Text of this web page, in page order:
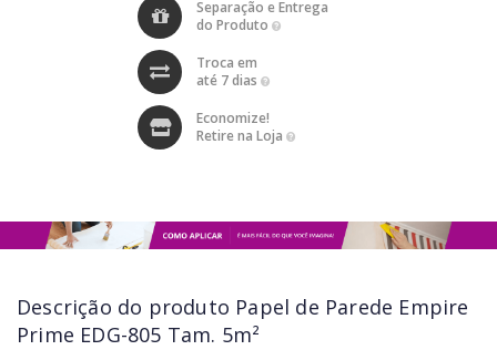
Separação e Entrega
do Produto
Troca em
até 7 dias
Economize!
Retire na Loja
Descrição do produto Papel de Parede Empire
Prime EDG-805 Tam. 5m²